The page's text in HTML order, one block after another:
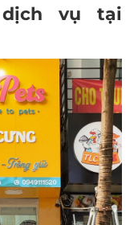
vụ tại